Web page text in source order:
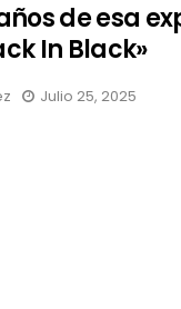
de esa
In Black»
Julio 25, 2025